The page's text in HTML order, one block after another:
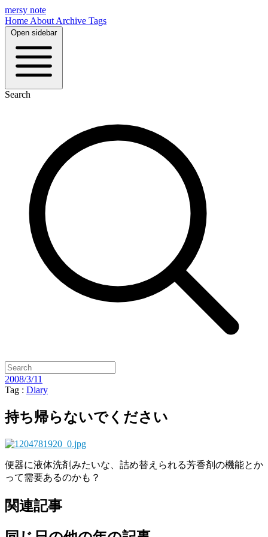
mersy note
Home About Archive Tags
Open sidebar
Search
2008/3/11
Tag : Diary
持ち帰らないでください
便器に液体洗剤みたいな、詰め替えられる芳香剤の機能とか
って需要あるのかも？
関連記事